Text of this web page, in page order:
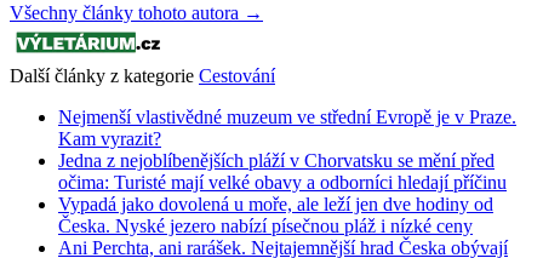
Všechny články tohoto autora →
Další články z kategorie Cestování
Nejmenší vlastivědné muzeum ve střední Evropě je v Praze.
Kam vyrazit?
Jedna z nejoblíbenějších pláží v Chorvatsku se mění před
očima: Turisté mají velké obavy a odborníci hledají příčinu
Vypadá jako dovolená u moře, ale leží jen dve hodiny od
Česka. Nyské jezero nabízí písečnou pláž i nízké ceny
Ani Perchta, ani rarášek. Nejtajemnější hrad Česka obývají